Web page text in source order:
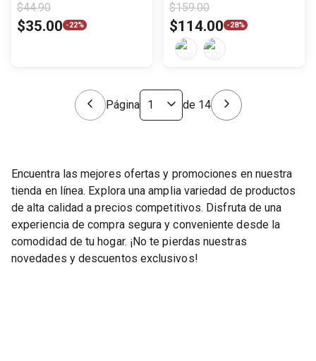
$44.90
$35.00 -22%
$159.00
$114.00 -28%
Página de 14
Encuentra las mejores ofertas y promociones en nuestra
tienda en línea. Explora una amplia variedad de productos
de alta calidad a precios competitivos. Disfruta de una
experiencia de compra segura y conveniente desde la
comodidad de tu hogar. ¡No te pierdas nuestras
novedades y descuentos exclusivos!